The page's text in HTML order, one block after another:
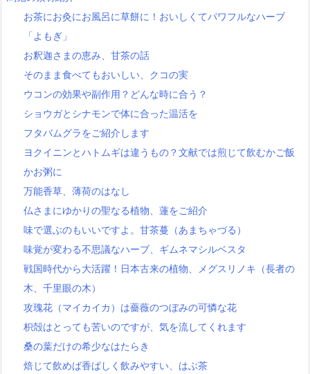
お茶にお灸にお風呂に草餅に！おいしくてパワフルなハーブ
「よもぎ」
お釈迦さまの恵み、甘茶の話
そのまま食べてもおいしい、クコの実
ウコンの効果や副作用？どんな時に合う？
ショウガとシナモンで体に合った温活を
フタバムグラをご紹介します
ヨクイニンとハトムギは違うもの？文献では煎じて飲むかご飯
かお粥に
万能香草、薄荷のはなし
仏さまにゆかりの聖なる植物、蓮をご紹介
味で選ぶのもいいですよ。甘茶蔓（あまちゃづる）
味覚が変わる不思議なハーブ、ギムネマシルベスタ
戦国時代から大活躍！日本古来の植物、メグスリノキ（長者の
木、千里眼の木）
攻瑰花（マイカイカ）は薔薇のつぼみの可憐な花
枳殻はとっても苦いのですが、気を流してくれます
桑の葉だけの希少なはたらき
焙じて飲めば香ばしく飲みやすい、はぶ茶